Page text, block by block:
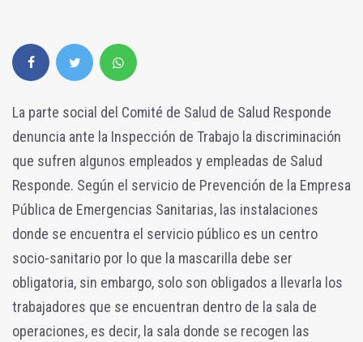
La parte social del Comité de Salud de Salud Responde
denuncia ante la Inspección de Trabajo la discriminación
que sufren algunos empleados y empleadas de Salud
Responde. Según el servicio de Prevención de la Empresa
Pública de Emergencias Sanitarias, las instalaciones
donde se encuentra el servicio público es un centro
socio-sanitario por lo que la mascarilla debe ser
obligatoria, sin embargo, solo son obligados a llevarla los
trabajadores que se encuentran dentro de la sala de
operaciones, es decir, la sala donde se recogen las